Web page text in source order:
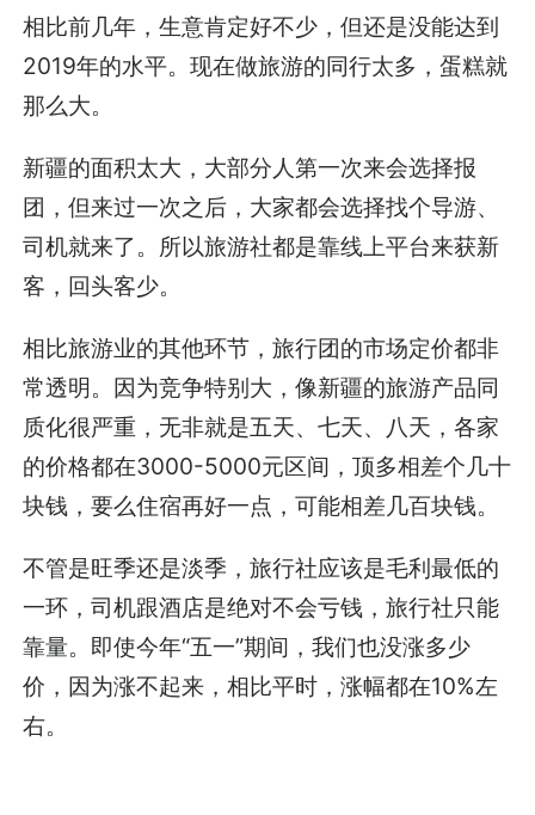
相比前几年，生意肯定好不少，但还是没能达到
2019年的水平。现在做旅游的同行太多，蛋糕就
那么大。
新疆的面积太大，大部分人第一次来会选择报
团，但来过一次之后，大家都会选择找个导游、
司机就来了。所以旅游社都是靠线上平台来获新
客，回头客少。
相比旅游业的其他环节，旅行团的市场定价都非
常透明。因为竞争特别大，像新疆的旅游产品同
质化很严重，无非就是五天、七天、八天，各家
的价格都在3000-5000元区间，顶多相差个几十
块钱，要么住宿再好一点，可能相差几百块钱。
不管是旺季还是淡季，旅行社应该是毛利最低的
一环，司机跟酒店是绝对不会亏钱，旅行社只能
靠量。即使今年“五一”期间，我们也没涨多少
价，因为涨不起来，相比平时，涨幅都在10%左
右。